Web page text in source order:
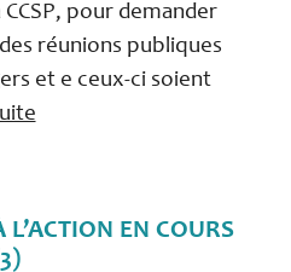
pour demander
réunions publiques
et e ceux-ci soient
EN COURS